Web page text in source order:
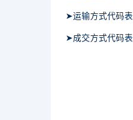
➤运输方式代码表
➤成交方式代码表